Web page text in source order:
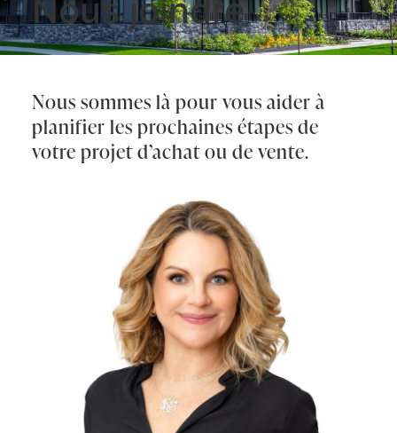
Nous joindre
Nous sommes là pour vous aider à
planifier les prochaines étapes de
votre projet d’achat ou de vente.